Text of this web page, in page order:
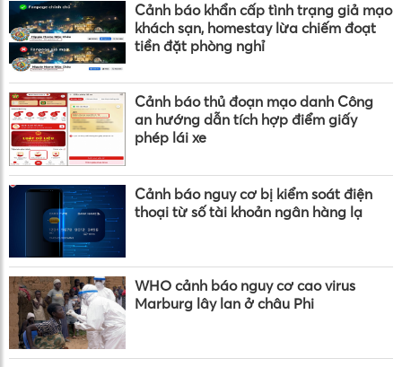
Cảnh báo khẩn cấp tình trạng giả mạo
khách sạn, homestay lừa chiếm đoạt
tiền đặt phòng nghỉ
Cảnh báo thủ đoạn mạo danh Công
an hướng dẫn tích hợp điểm giấy
phép lái xe
Cảnh báo nguy cơ bị kiểm soát điện
thoại từ số tài khoản ngân hàng lạ
WHO cảnh báo nguy cơ cao virus
Marburg lây lan ở châu Phi